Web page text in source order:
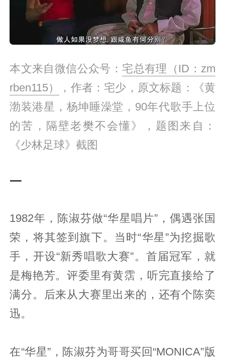
本文来自微信公众号：宅总有理（ID：zm
rben115）
，作者：宅少，原文标题：《黄
渤装港星，杨坤睡澡堂，90年代歌手上位
的苦，隔壁老樊不会懂》，题图来自：
《少林足球》截图
一
1982年，陈淑芬做“华星唱片”，偶遇张国
荣，将其签到旗下。当时“华星”为挖掘歌
手，开设“新秀唱歌大赛”。首届冠军，就
是梅艳芳。评委里有黄霑，听完直接给了
满分。后来从大赛里出来的，还有个陈奕
迅。
在“华星”，陈淑芬为哥哥买回“MONICA”版